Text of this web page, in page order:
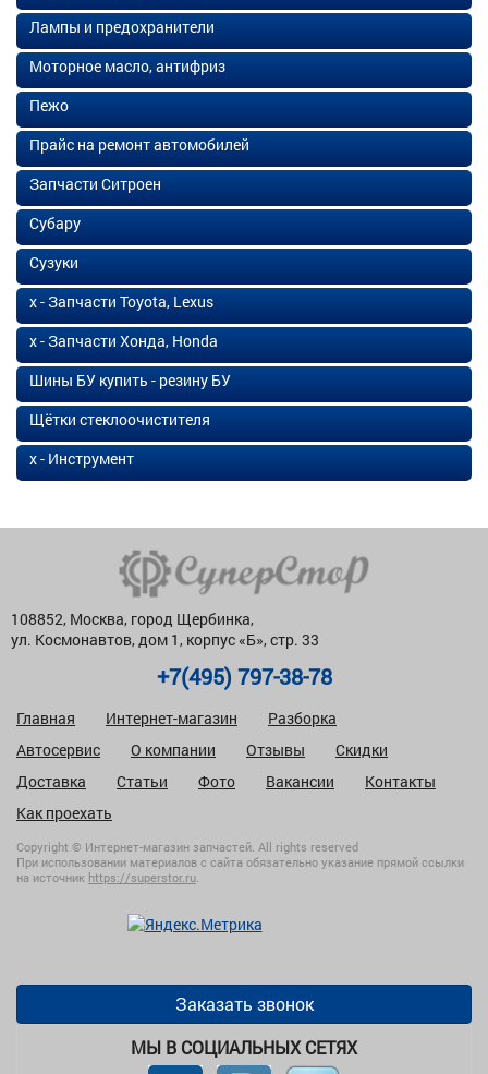
Лампы и предохранители
Моторное масло, антифриз
Пежо
Прайс на ремонт автомобилей
Запчасти Ситроен
Субару
Сузуки
х - Запчасти Toyota, Lexus
х - Запчасти Хонда, Honda
Шины БУ купить - резину БУ
Щётки стеклоочистителя
х - Инструмент
108852, Москва, город Щербинка,
ул. Космонавтов, дом 1, корпус «Б», стр. 33
+7(495) 797-38-78
Главная Интернет-магазин
Разборка
Автосервис
О компании Отзывы
Скидки
Доставка
Статьи Фото Вакансии
Контакты
Как проехать
Copyright © Интернет-магазин запчастей. All rights reserved
При использовании материалов с сайта обязательно указание прямой ссылки
на источник https://superstor.ru
Заказать звонок
МЫ В СОЦИАЛЬНЫХ СЕТЯХ